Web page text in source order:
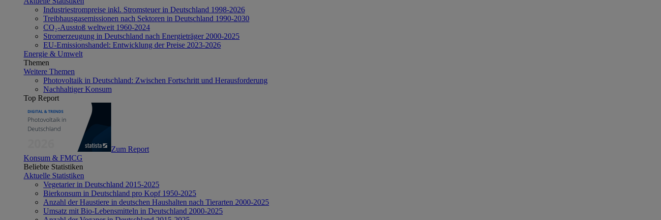
Industriestrompreise inkl. Stromsteuer in Deutschland 1998-2026
Treibhausgasemissionen nach Sektoren in Deutschland 1990-2030
CO₂-Ausstoß weltweit 1960-2024
Stromerzeugung in Deutschland nach Energieträger 2000-2025
EU-Emissionshandel: Entwicklung der Preise 2023-2026
Energie & Umwelt
Themen
Weitere Themen
Photovoltaik in Deutschland: Zwischen Fortschritt und Herausforderung
Nachhaltiger Konsum
Top Report
Zum Report
Konsum & FMCG
Beliebte Statistiken
Aktuelle Statistiken
Vegetarier in Deutschland 2015-2025
Bierkonsum in Deutschland pro Kopf 1950-2025
Anzahl der Haustiere in deutschen Haushalten nach Tierarten 2000-2025
Umsatz mit Bio-Lebensmitteln in Deutschland 2000-2025